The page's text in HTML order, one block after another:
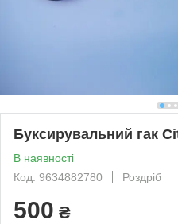
Буксирувальний гак
В наявності
Код: 9634882780
Роздріб
500 ₴